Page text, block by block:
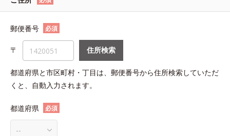
郵便番号 必須
〒 住所検索
都道府県と市区町村・丁目は、郵便番号から住所検索していただ
くと、自動入力されます。
都道府県 必須